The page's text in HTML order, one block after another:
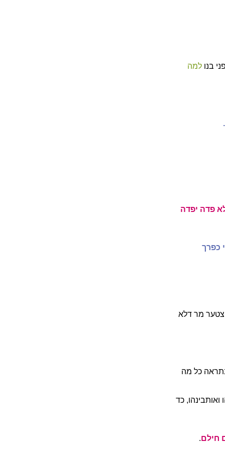
בנו למה
פדה יפדה
כפרך
מר דלא
כל מה
ואותבינהו, כד
חילם.